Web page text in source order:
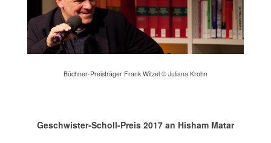
Büchner-Preisträger Frank Witzel © Juliana Krohn
Geschwister-Scholl-Preis 2017 an Hisham Matar